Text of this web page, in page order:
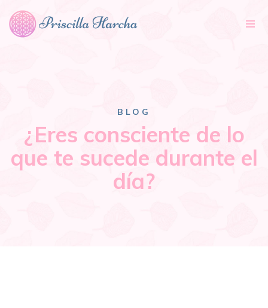
BLOG
¿Eres consciente de lo
que te sucede durante el
día?